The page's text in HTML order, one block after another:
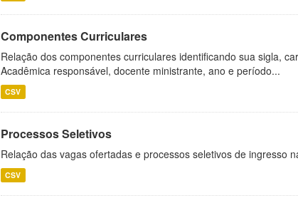
Componentes Curriculares
Relação dos componentes curriculares identificando sua sigla,
Acadêmica responsável, docente ministrante, ano e período...
CSV
Processos Seletivos
Relação das vagas ofertadas e processos seletivos de ingresso
CSV